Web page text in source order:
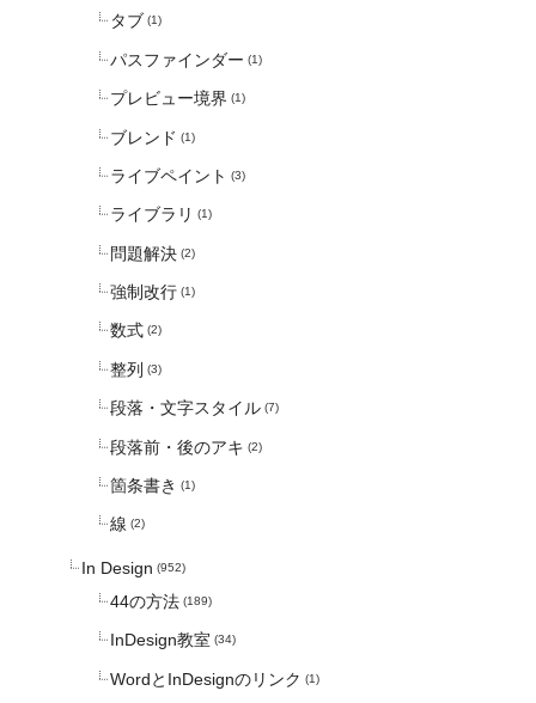
タブ (1)
パスファインダー (1)
プレビュー境界 (1)
ブレンド (1)
ライブペイント (3)
ライブラリ (1)
問題解決 (2)
強制改行 (1)
数式 (2)
整列 (3)
段落・文字スタイル (7)
段落前・後のアキ (2)
箇条書き (1)
線 (2)
In Design (952)
44の方法 (189)
InDesign教室 (34)
WordとInDesignのリンク (1)